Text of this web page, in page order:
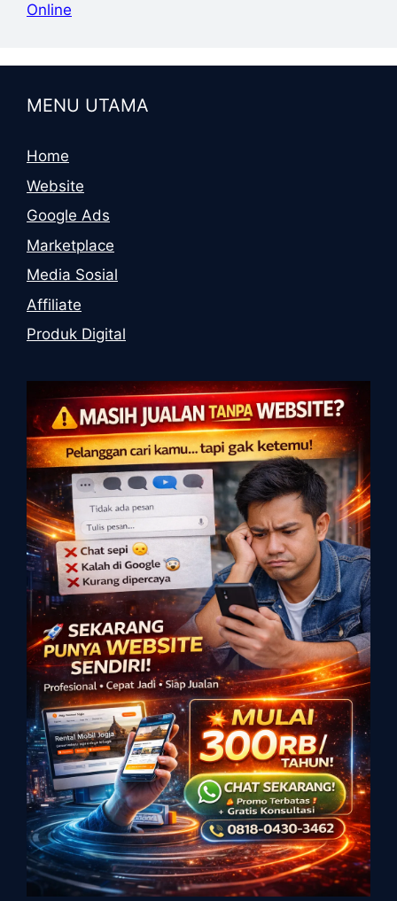
Online
MENU UTAMA
Home
Website
Google Ads
Marketplace
Media Sosial
Affiliate
Produk Digital